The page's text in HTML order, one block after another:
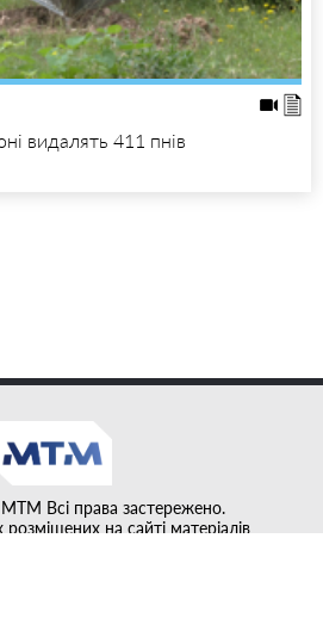
видалять 411 пнів
Всі права застережено.
на сайті матеріалів